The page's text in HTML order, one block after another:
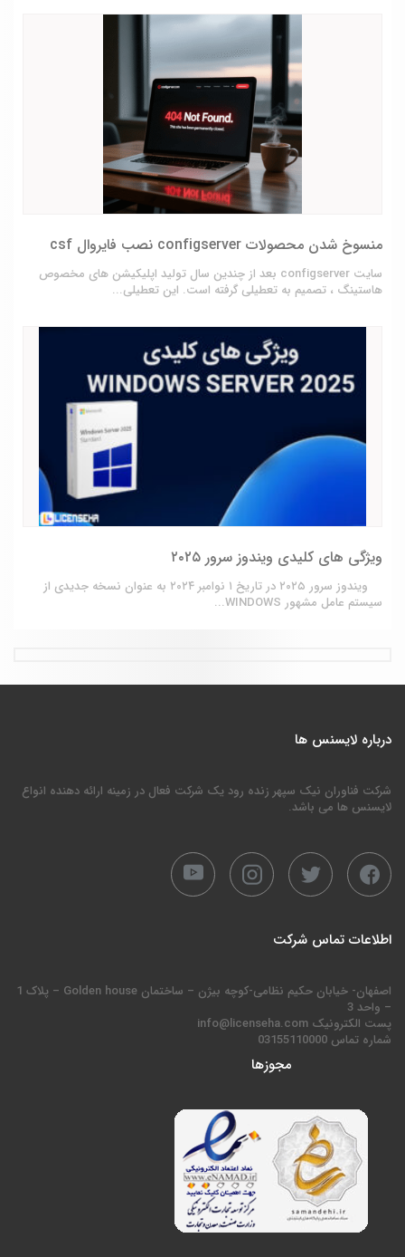
منسوخ شدن محصولات configserver نصب فایروال csf
سایت configserver بعد از چندین سال تولید اپلیکیشن های مخصوص
هاستینگ ، تصمیم به تعطیلی گرفته است. این تعطیلی...
ویژگی های کلیدی ویندوز سرور ۲۰۲۵
ویندوز سرور ۲۰۲۵ در تاریخ ۱ نوامبر ۲۰۲۴ به عنوان نسخه جدیدی از
سیستم عامل مشهور WINDOWS...
درباره لایسنس ها
شرکت فناوران نیک سپهر زنده رود یک شرکت فعال در زمینه ارائه دهنده انواع
لایسنس ها می باشد.
اطلاعات تماس شرکت
اصفهان- خیابان حکیم نظامی-کوچه بیژن – ساختمان Golden house – پلاک 1
– واحد 3
پست الکترونیک info@licenseha.com
شماره تماس 03155110000
مجوزها